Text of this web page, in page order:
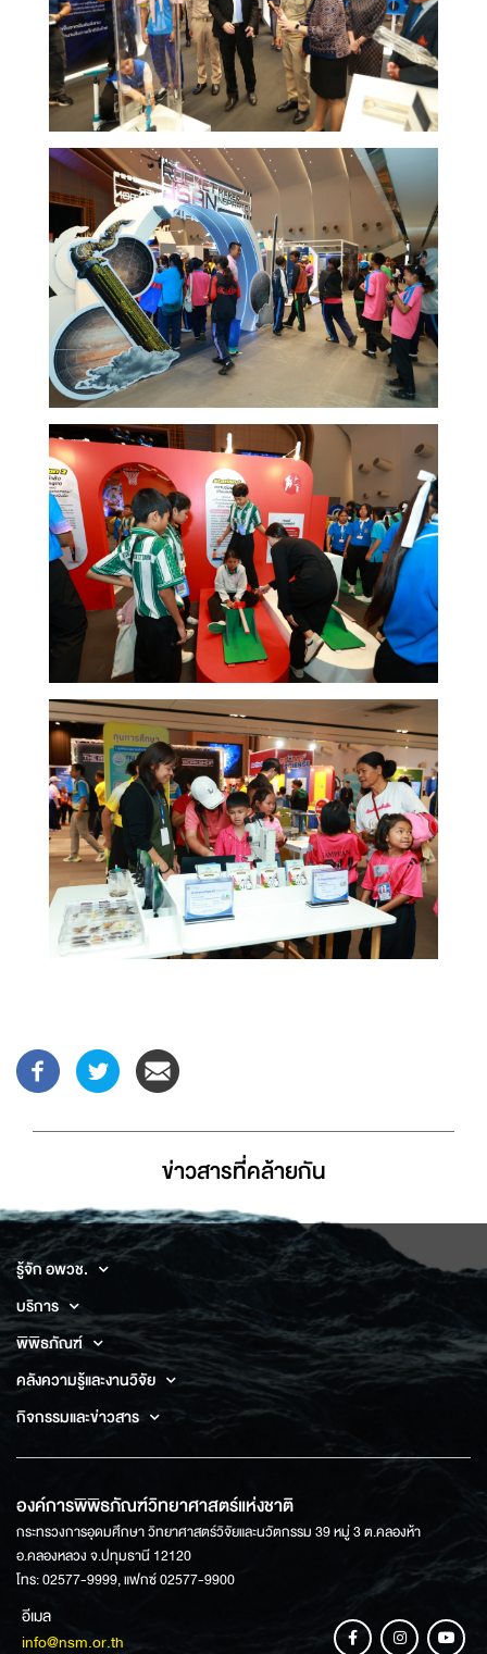
ข่าวสารที่่คล้ายกัน
รู้จัก อพวช.
บริการ
พิพิธภัณฑ์
คลังความรู้และงานวิจัย
กิจกรรมและข่าวสาร
องค์การพิพิธภัณฑ์วิทยาศาสตร์แห่งชาติ
กระทรวงการอุดมศึกษา วิทยาศาสตร์วิจัยและนวัตกรรม 39 หมู่ 3 ต.คลองห้า
อ.คลองหลวง จ.ปทุมธานี 12120
โทร: 02577-9999, แฟกซ์ 02577-9900
อีเมล
info@nsm.or.th